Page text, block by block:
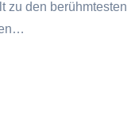
zu den berühmtesten